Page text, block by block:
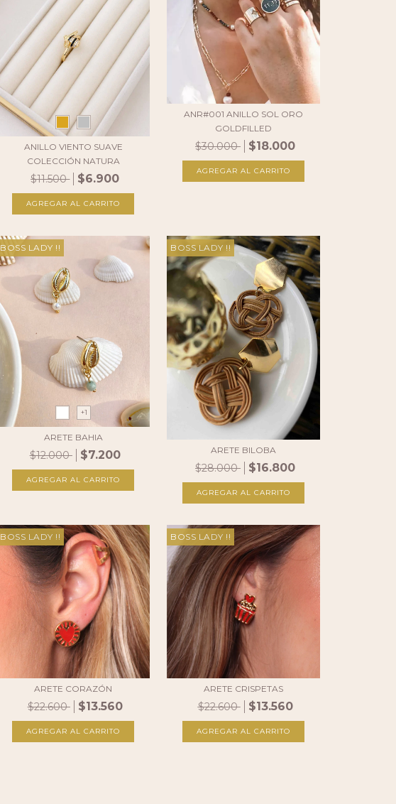
ANILLO VIENTO SUAVE
COLECCIÓN NATURA
$11.500 $6.900
AGREGAR AL CARRITO
ANR#001 ANILLO SOL ORO
GOLDFILLED
$30.000 $18.000
BOSS LADY !!
+1
ARETE BAHIA
$12.000 $7.200
AGREGAR AL CARRITO
BOSS LADY !!
ARETE BILOBA
$28.000 $16.800
BOSS LADY !!
ARETE CORAZÓN
$22.600 $13.560
AGREGAR AL CARRITO
BOSS LADY !!
ARETE CRISPETAS
$22.600 $13.560